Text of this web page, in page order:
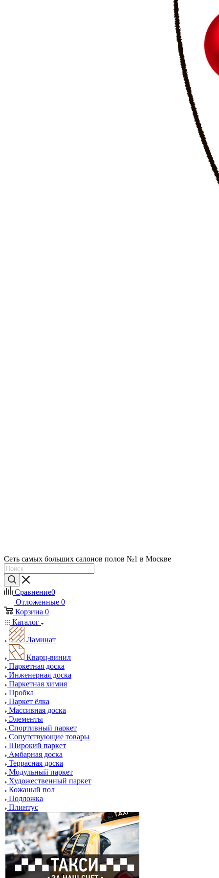
Сеть самых больших салонов полов №1 в Москве
Сравнение0
Отложенные 0
Корзина 0
Каталог
Ламинат
Кварц-винил
Паркетная доска
Инженерная доска
Паркетная химия
Пробка
Паркет ёлка
Массивная доска
Элементы
Спортивный паркет
Сопутствующие товары
Широкий паркет
Амбарная доска
Террасная доска
Модульный паркет
Художественный паркет
Кожаный пол
Подложка
Плинтус